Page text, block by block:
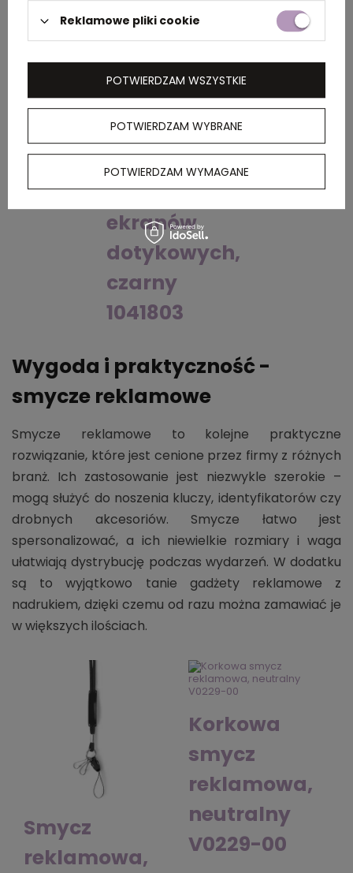
czarny
1048803
1039704
Długopis
metalowy do
ekranów
dotykowych,
czarny
1041803
Wygoda i praktyczność -
smycze reklamowe
Smycze reklamowe to kolejne praktyczne
rozwiązanie, które jest cenione przez firmy z różnych
branż. Ich zastosowanie jest niezwykle szerokie –
mogą służyć do noszenia kluczy, identyfikatorów czy
drobnych akcesoriów. Smycze łatwo jest
spersonalizować, a ich niewielkie rozmiary i waga
ułatwiają dystrybucję podczas wydarzeń. W dodatku
są to wyjątkowo tanie gadżety reklamowe z
nadrukiem, dzięki czemu od razu można zamawiać je
w większych ilościach.
Smycz
reklamowa,
Korkowa
smycz
reklamowa,
neutralny
V0229-00
Reklamowe pliki cookie
POTWIERDZAM WYBRANE
POTWIERDZAM WYMAGANE
POTWIERDZAM WSZYSTKIE